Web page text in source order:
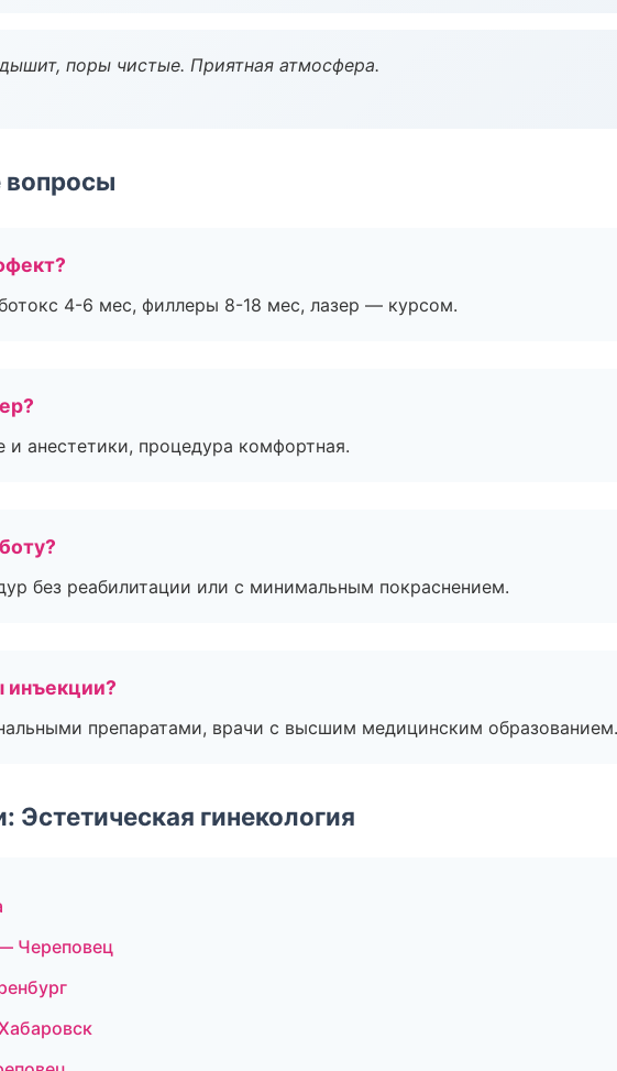
поры чистые. Приятная атмосфера.
вопросы
4-6 мес, филлеры 8-18 мес, лазер — курсом.
анестетики, процедура комфортная.
без реабилитации или с минимальным покраснением.
инъекции?
препаратами, врачи с высшим медицинским образованием.
гинекология
Череповец